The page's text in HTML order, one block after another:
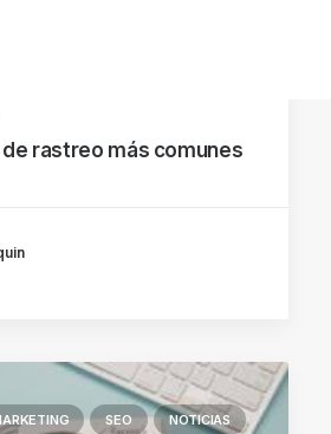
rastreo más comunes
SEO NOTICIAS